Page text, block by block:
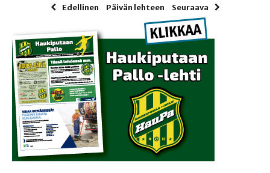
Edellinen Päivän lehteen Seuraava